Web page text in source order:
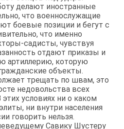
делают иностранные
что военнослужащие
боевые позиции и бегут с
что именно
садисты, чувствуя
отдают приказы и
артиллерию, которую
объекты.
трещать по швам, это
недовольства всех
условиях ни о каком
ни внутри населения
говорить нельзя.
Савику Шустеру